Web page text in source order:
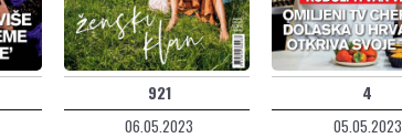
921
06.05.2023
4
05.05.2023